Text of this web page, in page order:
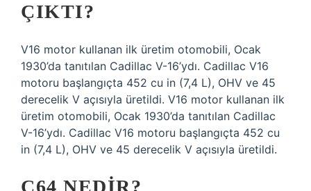
ÇIKTI?
V16 motor kullanan ilk üretim otomobili, Ocak
1930’da tanıtılan Cadillac V-16’ydı. Cadillac V16
motoru başlangıçta 452 cu in (7,4 L), OHV ve 45
derecelik V açısıyla üretildi. V16 motor kullanan ilk
üretim otomobili, Ocak 1930’da tanıtılan Cadillac
V-16’ydı. Cadillac V16 motoru başlangıçta 452 cu
in (7,4 L), OHV ve 45 derecelik V açısıyla üretildi.
C64 NEDIR?